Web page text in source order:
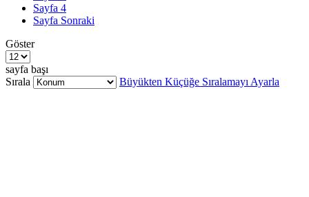
Sayfa 4
Sayfa Sonraki
Göster
sayfa başı
Sırala
Büyükten Küçüğe Sıralamayı Ayarla